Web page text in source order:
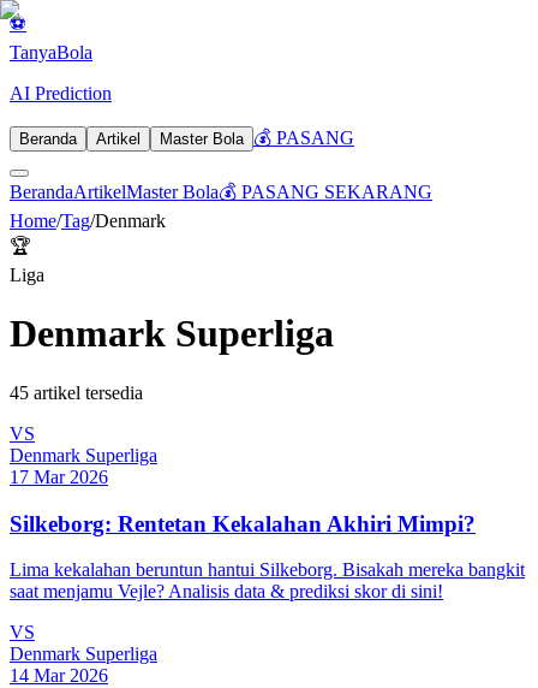
⚽
TanyaBola
AI Prediction
Beranda Artikel Master Bola 💰 PASANG
BerandaArtikelMaster Bola💰 PASANG SEKARANG
Home/Tag/Denmark
🏆
Liga
Denmark Superliga
45 artikel tersedia
VS
Denmark Superliga
17 Mar 2026
Silkeborg: Rentetan Kekalahan Akhiri Mimpi?
Lima kekalahan beruntun hantui Silkeborg. Bisakah mereka bangkit
saat menjamu Vejle? Analisis data & prediksi skor di sini!
VS
Denmark Superliga
14 Mar 2026